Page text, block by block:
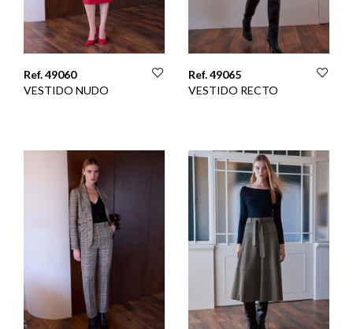
Ref. 49060
VESTIDO NUDO
Ref. 49065
VESTIDO RECTO